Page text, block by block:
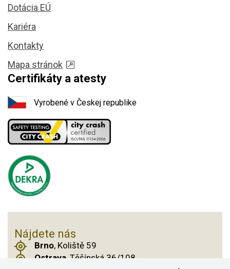
Dotácia EÚ
Kariéra
Kontakty
Mapa stránok
Certifikáty a atesty
Vyrobené v Českej republike
Nájdete nás
Brno, Koliště 59
Ostrava, Těšínská 36/108